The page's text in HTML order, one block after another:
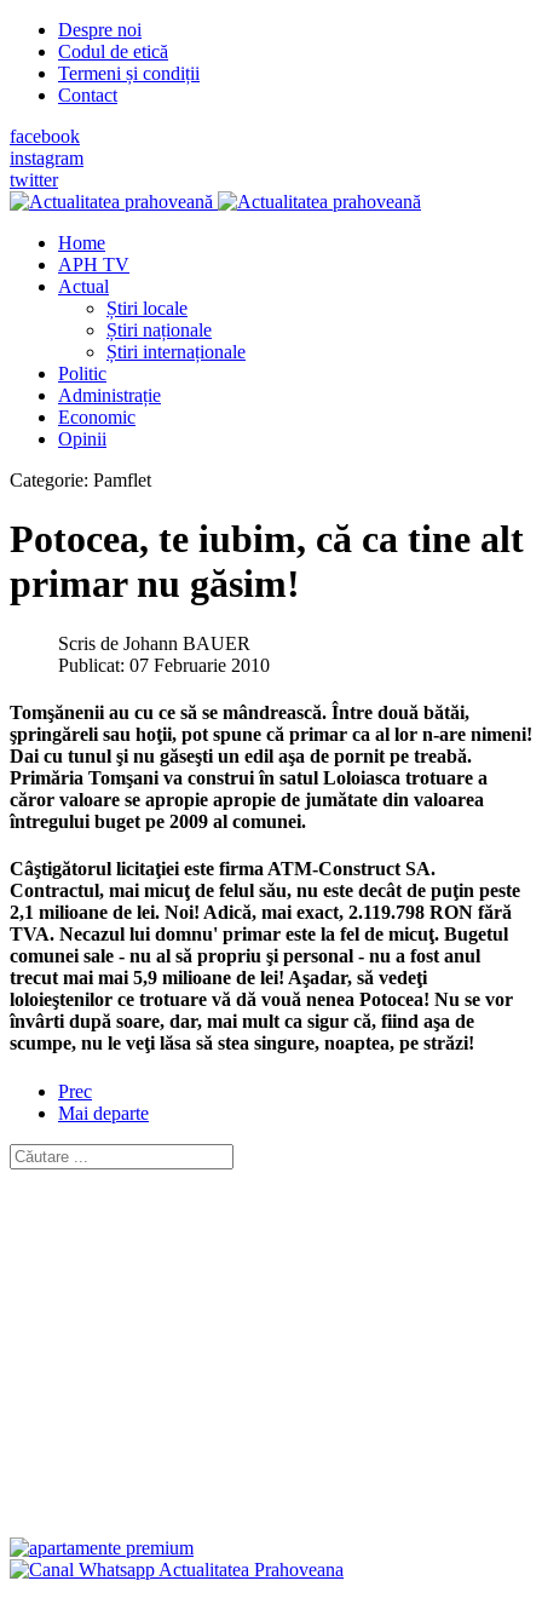
Despre noi
Codul de etică
Termeni și condiții
Contact
facebook
instagram
twitter
Home
APH TV
Actual
Știri locale
Știri naționale
Știri internaționale
Politic
Administrație
Economic
Opinii
Categorie: Pamflet
Potocea, te iubim, că ca tine alt
primar nu găsim!
Scris de Johann BAUER
Publicat: 07 Februarie 2010
Tomşănenii au cu ce să se mândrească. Între două bătăi,
şpringăreli sau hoţii, pot spune că primar ca al lor n-are nimeni!
Dai cu tunul şi nu găseşti un edil aşa de pornit pe treabă.
Primăria Tomşani va construi în satul Loloiasca trotuare a
căror valoare se apropie apropie de jumătate din valoarea
întregului buget pe 2009 al comunei.
Câştigătorul licitaţiei este firma ATM-Construct SA.
Contractul, mai micuţ de felul său, nu este decât de puţin peste
2,1 milioane de lei. Noi! Adică, mai exact, 2.119.798 RON fără
TVA. Necazul lui domnu' primar este la fel de micuţ. Bugetul
comunei sale - nu al să propriu şi personal - nu a fost anul
trecut mai mai 5,9 milioane de lei! Aşadar, să vedeţi
loloieştenilor ce trotuare vă dă vouă nenea Potocea! Nu se vor
învârti după soare, dar, mai mult ca sigur că, fiind aşa de
scumpe, nu le veţi lăsa să stea singure, noaptea, pe străzi!
Prec
Mai departe